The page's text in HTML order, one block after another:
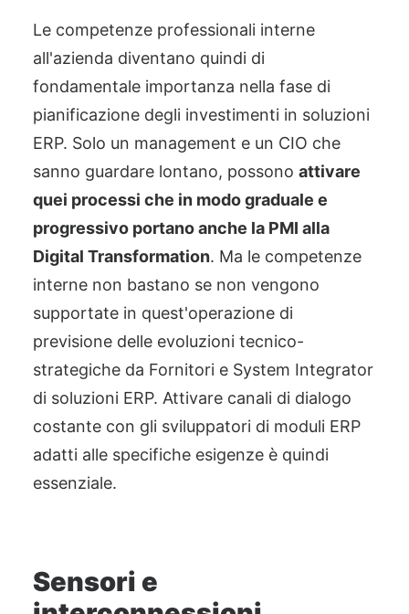
Le competenze professionali interne
all'azienda diventano quindi di
fondamentale importanza nella fase di
pianificazione degli investimenti in soluzioni
ERP. Solo un management e un CIO che
sanno guardare lontano, possono attivare
quei processi che in modo graduale e
progressivo portano anche la PMI alla
Digital Transformation. Ma le competenze
interne non bastano se non vengono
supportate in quest'operazione di
previsione delle evoluzioni tecnico-
strategiche da Fornitori e System Integrator
di soluzioni ERP. Attivare canali di dialogo
costante con gli sviluppatori di moduli ERP
adatti alle specifiche esigenze è quindi
essenziale.
Sensori e